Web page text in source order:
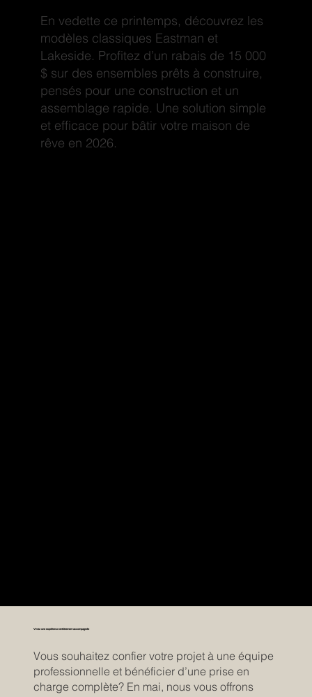
Vous souhaitez confier votre projet à une équipe
professionnelle et bénéficier d’une prise en
charge complète? En mai, nous vous offrons
Vivez une expérience entièrement accompagnée
En vedette ce printemps, découvrez les
modèles classiques Eastman et
Lakeside. Profitez d’un rabais de 15 000
$ sur des ensembles prêts à construire,
pensés pour une construction et un
assemblage rapide. Une solution simple
et efficace pour bâtir votre maison de
rêve en 2026.